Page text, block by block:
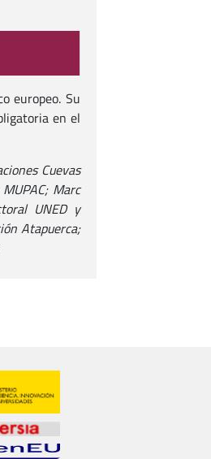
europeo. Su
en el
Cuevas
Marc
UNED y
Atapuerca;